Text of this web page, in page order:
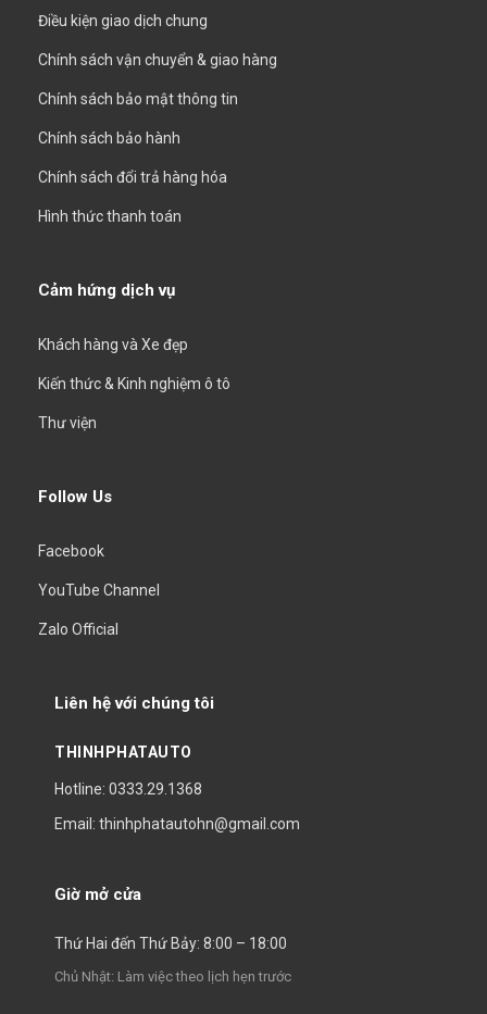
Điều kiện giao dịch chung
Chính sách vận chuyển & giao hàng
Chính sách bảo mật thông tin
Chính sách bảo hành
Chính sách đổi trả hàng hóa
Hình thức thanh toán
Cảm hứng dịch vụ
Khách hàng và Xe đẹp
Kiến thức & Kinh nghiệm ô tô
Thư viện
Follow Us
Facebook
YouTube Channel
Zalo Official
Liên hệ với chúng tôi
THINHPHATAUTO
Hotline: 0333.29.1368
Email: thinhphatautohn@gmail.com
Giờ mở cửa
Thứ Hai đến Thứ Bảy: 8:00 – 18:00
Chủ Nhật: Làm việc theo lịch hẹn trước